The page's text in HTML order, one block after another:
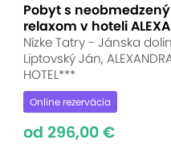
Pobyt s
relaxom v hoteli
Nízke Tatry - Jánska
Liptovský Ján,
HOTEL***
Online rezervácia
od 296,00 €